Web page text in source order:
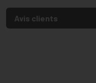
Avis clients